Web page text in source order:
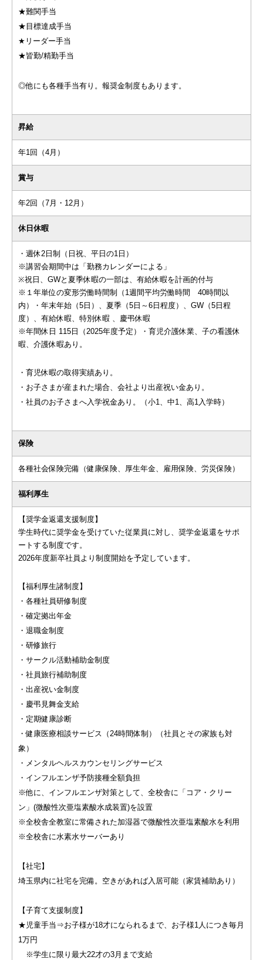
★難関手当
★目標達成手当
★リーダー手当
★皆勤/精勤手当
◎他にも各種手当有り。報奨金制度もあります。
昇給
年1回（4月）
賞与
年2回（7月・12月）
休日休暇
・週休2日制（日祝、平日の1日）
※講習会期間中は「勤務カレンダーによる」
※祝日、GWと夏季休暇の一部は、有給休暇を計画的付与
※１年単位の変形労働時間制（1週間平均労働時間 40時間以
内）・年末年始（5日）、夏季（5日～6日程度）、GW（5日程
度）、有給休暇、特別休暇 、慶弔休暇
※年間休日 115日（2025年度予定）・育児介護休業、子の看護休
暇、介護休暇あり。
・育児休暇の取得実績あり。
・お子さまが産まれた場合、会社より出産祝い金あり。
・社員のお子さまへ入学祝金あり。（小1、中1、高1入学時）
保険
各種社会保険完備（健康保険、厚生年金、雇用保険、労災保険）
福利厚生
【奨学金返還支援制度】
学生時代に奨学金を受けていた従業員に対し、奨学金返還をサポ
ートする制度です。
2026年度新卒社員より制度開始を予定しています。
【福利厚生諸制度】
・各種社員研修制度
・確定拠出年金
・退職金制度
・研修旅行
・サークル活動補助金制度
・社員旅行補助制度
・出産祝い金制度
・慶弔見舞金支給
・定期健康診断
・健康医療相談サービス（24時間体制）（社員とその家族も対
象）
・メンタルヘルスカウンセリングサービス
・インフルエンザ予防接種全額負担
※他に、インフルエンザ対策として、全校舎に「コア・クリー
ン」(微酸性次亜塩素酸水成装置)を設置
※全校舎全教室に常備された加湿器で微酸性次亜塩素酸水を利用
※全校舎に水素水サーバーあり
【社宅】
埼玉県内に社宅を完備。空きがあれば入居可能（家賃補助あり）
【子育て支援制度】
★児童手当⇒お子様が18才になられるまで、お子様1人につき毎月
1万円
※学生に限り最大22才の3月まで支給